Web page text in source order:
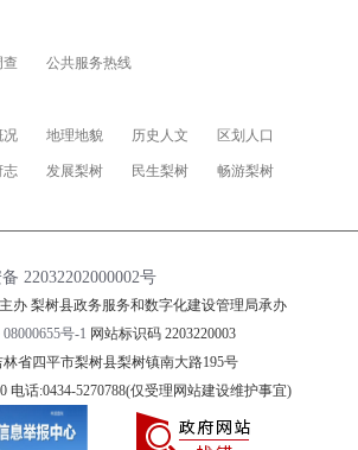
查 公共服务热线
况 地理地貌 历史人文 区划人口
志 发展梨树 民生梨树 畅游梨树
22032202000002号
办 梨树县政务服务和数字化建设管理局承办
号-1 网站标识码 2203220003
省四平市梨树县梨树镇南大路195号
电话:0434-5270788(仅受理网站建设维护事宜)